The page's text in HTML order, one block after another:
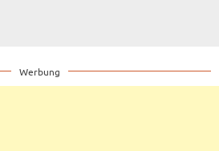
Werbung